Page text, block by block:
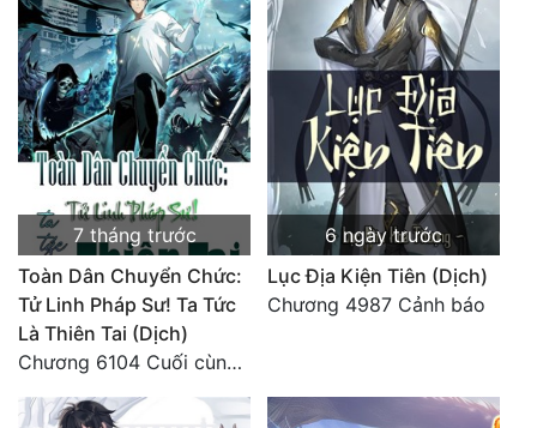
Mỹ Thực
Ngôn Tình
Ngược
Nữ Cường
Nữ Phụ
Phong Thủy - Tâm Linh
Phương Tây
Phản Phái
Quan Trường
7 tháng trước
Toàn Dân Chuyển Chức:
Tử Linh Pháp Sư! Ta Tức
Là Thiên Tai (Dịch)
Chương 6104 Cuối cùng (HẾT)
6 ngày trước
Lục Địa Kiện Tiên (Dịch)
Chương 4987 Cảnh báo